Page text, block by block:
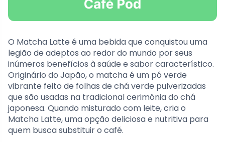
O Matcha Latte é uma bebida que conquistou uma
legião de adeptos ao redor do mundo por seus
inúmeros benefícios à saúde e sabor característico.
Originário do Japão, o matcha é um pó verde
vibrante feito de folhas de chá verde pulverizadas
que são usadas na tradicional cerimônia do chá
japonesa. Quando misturado com leite, cria o
Matcha Latte, uma opção deliciosa e nutritiva para
quem busca substituir o café.